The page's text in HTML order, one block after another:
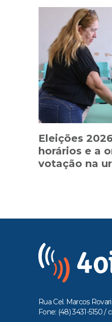
Eleições
horários e a
votação na
Rua Cel. Marcos
Fone: (48) 3431-5150 /